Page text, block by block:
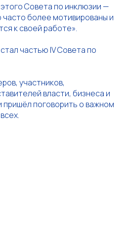
Совета по инклюзии —
более мотивированы и
к своей работе».
частью IV Совета по
участников,
власти, бизнеса и
пришёл поговорить о важном
д. 51